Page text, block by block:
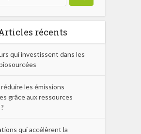
récents
qui investissent dans les
les émissions
grâce aux ressources
qui accélèrent la